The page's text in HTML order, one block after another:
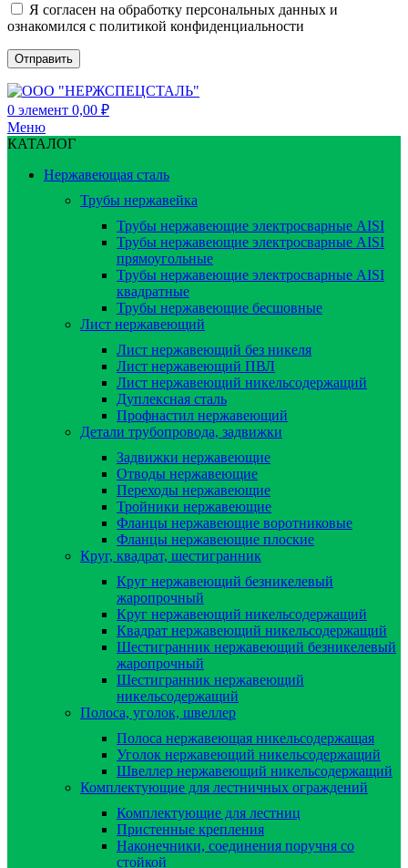
Я согласен на обработку персональных данных и
ознакомился с политикой конфиденциальности
0 элемент 0,00 ₽
Меню
КАТАЛОГ
Нержавеющая сталь
Трубы нержавейка
Трубы нержавеющие электросварные AISI
Трубы нержавеющие электросварные AISI
прямоугольные
Трубы нержавеющие электросварные AISI
квадратные
Трубы нержавеющие бесшовные
Лист нержавеющий
Лист нержавеющий без никеля
Лист нержавеющий ПВЛ
Лист нержавеющий никельсодержащий
Дуплексная сталь
Профнастил нержавеющий
Детали трубопровода, задвижки
Задвижки нержавеющие
Отводы нержавеющие
Переходы нержавеющие
Тройники нержавеющие
Фланцы нержавеющие воротниковые
Фланцы нержавеющие плоские
Круг, квадрат, шестигранник
Круг нержавеющий безникелевый
жаропрочный
Круг нержавеющий никельсодержащий
Квадрат нержавеющий никельсодержащий
Шестигранник нержавеющий безникелевый
жаропрочный
Шестигранник нержавеющий
никельсодержащий
Полоса, уголок, швеллер
Полоса нержавеющая никельсодержащая
Уголок нержавеющий никельсодержащий
Швеллер нержавеющий никельсодержащий
Комплектующие для лестничных ограждений
Комплектующие для лестниц
Пристенные крепления
Наконечники, соединения поручня со
стойкой